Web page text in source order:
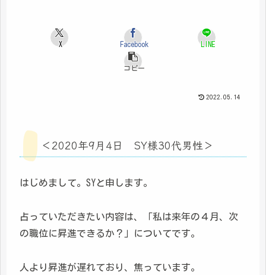
X Facebook LINE
コピー
2022.05.14
＜2020年9月4日 SY様30代男性＞
はじめまして。SYと申します。
占っていただきたい内容は、「私は来年の４月、次
の職位に昇進できるか？」についてです。
人より昇進が遅れており、焦っています。